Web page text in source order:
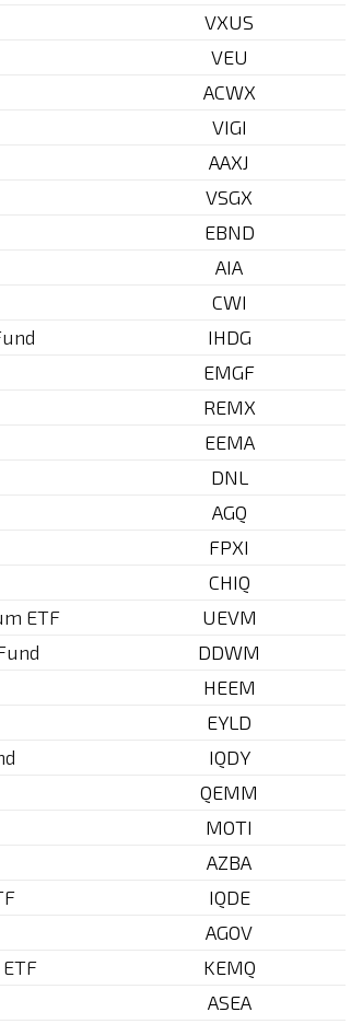
VXUS
VEU
ACWX
VIGI
AAXJ
VSGX
EBND
AIA
CWI
IHDG
EMGF
REMX
EEMA
DNL
AGQ
FPXI
CHIQ
ETF
UEVM
DDWM
HEEM
EYLD
IQDY
QEMM
MOTI
AZBA
IQDE
AGOV
KEMQ
ASEA